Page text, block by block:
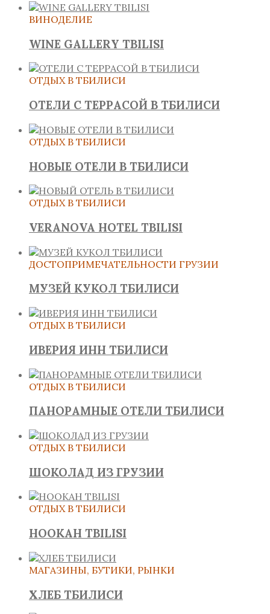
ВИНОДЕЛИЕ
WINE GALLERY TBILISI
ОТДЫХ В ТБИЛИСИ
ОТЕЛИ С ТЕРРАСОЙ В ТБИЛИСИ
ОТДЫХ В ТБИЛИСИ
НОВЫЕ ОТЕЛИ В ТБИЛИСИ
ОТДЫХ В ТБИЛИСИ
VERANOVA HOTEL TBILISI
ДОСТОПРИМЕЧАТЕЛЬНОСТИ ГРУЗИИ
МУЗЕЙ КУКОЛ ТБИЛИСИ
ОТДЫХ В ТБИЛИСИ
ИВЕРИЯ ИНН ТБИЛИСИ
ОТДЫХ В ТБИЛИСИ
ПАНОРАМНЫЕ ОТЕЛИ ТБИЛИСИ
ОТДЫХ В ТБИЛИСИ
ШОКОЛАД ИЗ ГРУЗИИ
ОТДЫХ В ТБИЛИСИ
HOOKAH TBILISI
МАГАЗИНЫ, БУТИКИ, РЫНКИ
ХЛЕБ ТБИЛИСИ